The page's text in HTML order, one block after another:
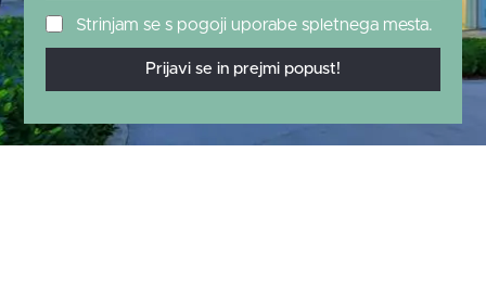
Strinjam se s pogoji uporabe spletnega mesta.
Prijavi se in prejmi popust!